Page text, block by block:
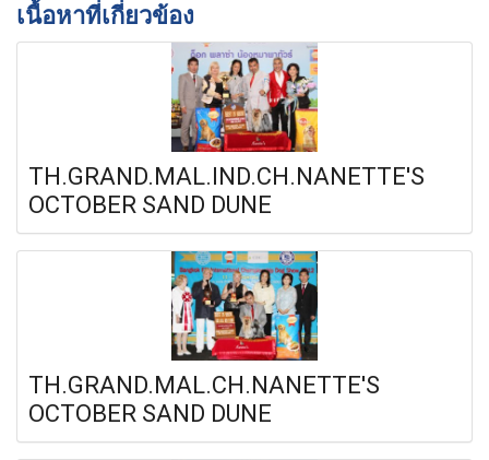
เนื้อหาที่เกี่ยวข้อง
TH.GRAND.MAL.IND.CH.NANETTE'S
OCTOBER SAND DUNE
TH.GRAND.MAL.CH.NANETTE'S
OCTOBER SAND DUNE